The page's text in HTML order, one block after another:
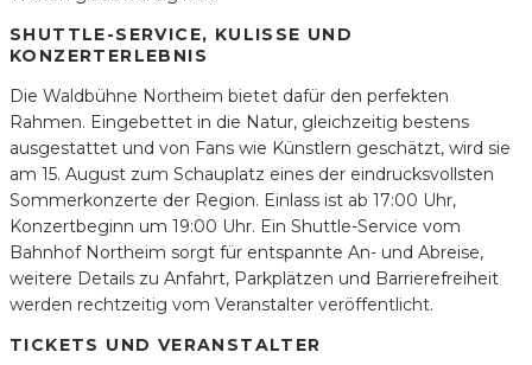
SHUTTLE-SERVICE, KULISSE UND
KONZERTERLEBNIS
Die Waldbühne Northeim bietet dafür den perfekten
Rahmen. Eingebettet in die Natur, gleichzeitig bestens
ausgestattet und von Fans wie Künstlern geschätzt, wird sie
am 15. August zum Schauplatz eines der eindrucksvollsten
Sommerkonzerte der Region. Einlass ist ab 17:00 Uhr,
Konzertbeginn um 19:00 Uhr. Ein Shuttle-Service vom
Bahnhof Northeim sorgt für entspannte An- und Abreise,
weitere Details zu Anfahrt, Parkplätzen und Barrierefreiheit
werden rechtzeitig vom Veranstalter veröffentlicht.
TICKETS UND VERANSTALTER